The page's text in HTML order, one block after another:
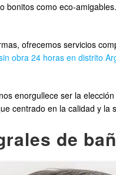
bonitos como eco-
ofrecemos servicios
obra 24 horas en distrito
enorgullece ser la
centrado en la calidad y
de